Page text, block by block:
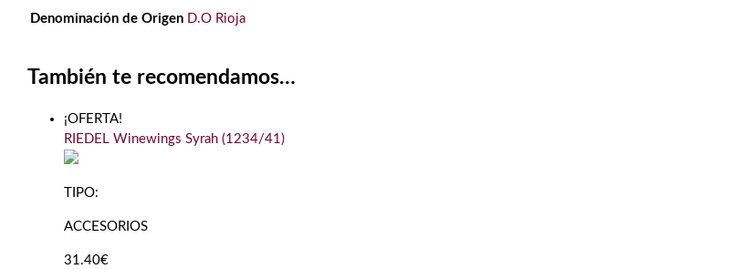
Denominación de Origen D.O Rioja
También te recomendamos…
¡OFERTA!
RIEDEL Winewings Syrah (1234/41)
TIPO:
ACCESORIOS
31.40€